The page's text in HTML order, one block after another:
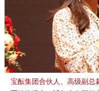
宝酝集团合伙人、高级副总